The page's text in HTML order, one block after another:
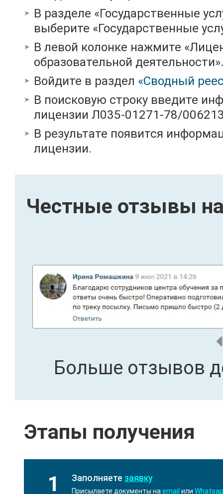
В разделе «Государственные
выберите «Государственные
В левой колонке нажмите
образовательной деятельности».
Войдите в раздел «Сводный
В поисковую строку введите
лицензии Л035-01271-78/
В результате появится
лицензии.
Честные отзывы
Больше отзывов
Этапы получения
1 Заполняете заявку
Присылаете документы на email или